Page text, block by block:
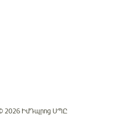
2026 ԻմԴպրոց ՍՊԸ